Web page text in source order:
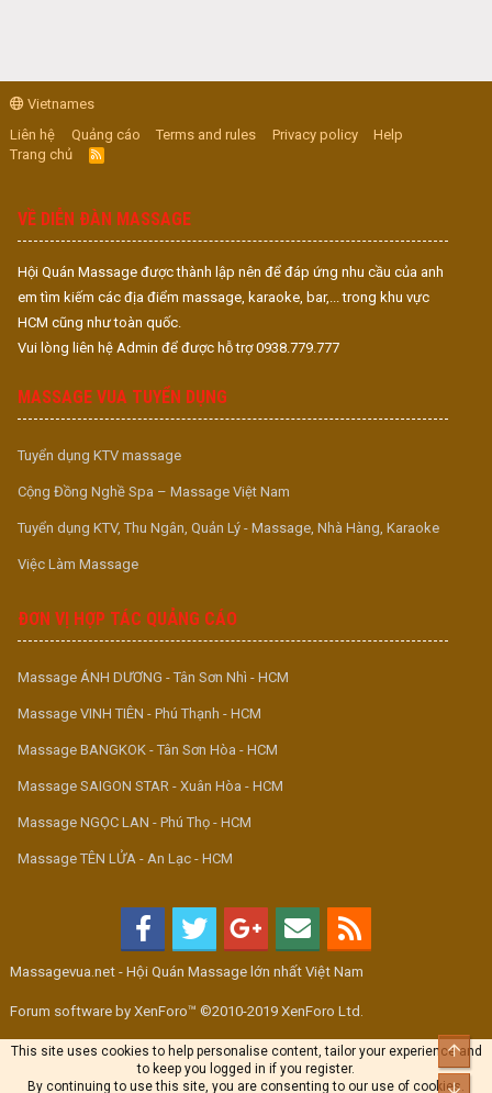
Vietnames
Liên hệ
Quảng cáo Terms and rules Privacy policy
Help
Trang chủ
R
S
VỀ DIỄN ĐÀN MASSAGE
Hội Quán Massage được thành lập nên để đáp ứng nhu cầu của anh
em tìm kiếm các địa điểm massage, karaoke, bar,... trong khu vực
HCM cũng như toàn quốc.
Vui lòng liên hệ Admin để được hỗ trợ 0938.779.777
MASSAGE VUA TUYỂN DỤNG
Tuyển dụng KTV massage
Cộng Đồng Nghề Spa – Massage Việt Nam
Tuyển dụng KTV, Thu Ngân, Quản Lý - Massage, Nhà Hàng, Karaoke
Việc Làm Massage
ĐƠN VỊ HỢP TÁC QUẢNG CÁO
Massage ÁNH DƯƠNG - Tân Sơn Nhì - HCM
Massage VINH TIÊN - Phú Thạnh - HCM
Massage BANGKOK - Tân Sơn Hòa - HCM
Massage SAIGON STAR - Xuân Hòa - HCM
Massage NGỌC LAN - Phú Thọ - HCM
Massage TÊN LỬA - An Lạc - HCM
Massagevua.net - Hội Quán Massage lớn nhất Việt Nam
Forum software by XenForo™ ©2010-2019 XenForo Ltd.
This site uses cookies to help personalise content, tailor your experience and
to keep you logged in if you register.
By continuing to use this site, you are consenting to our use of cookies.
Top